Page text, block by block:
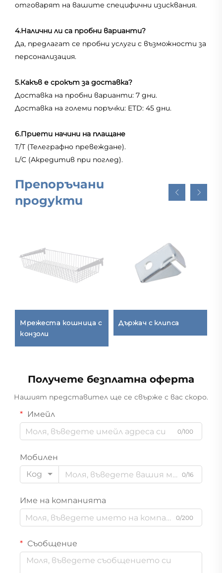
отговарят на вашите специфични изисквания.
4.Налични ли са пробни варианти?
Да, предлагат се пробни услуги с възможности за
персонализация.
5.Какъв е срокът за доставка?
Доставка на пробни варианти: 7 дни.
Доставка на големи поръчки: ETD: 45 дни.
6.Приети начини на плащане
T/T (Телеграфно превеждане).
L/C (Акредитив при поглед).
Препоръчани
продукти
Мрежеста кошница с
конзоли
Държач с клипса
Получете безплатна оферта
Нашият представител ще се свърже с вас скоро.
Имейл
0/100
Мобилен
Код
0/16
Име на компанията
0/200
Съобщение